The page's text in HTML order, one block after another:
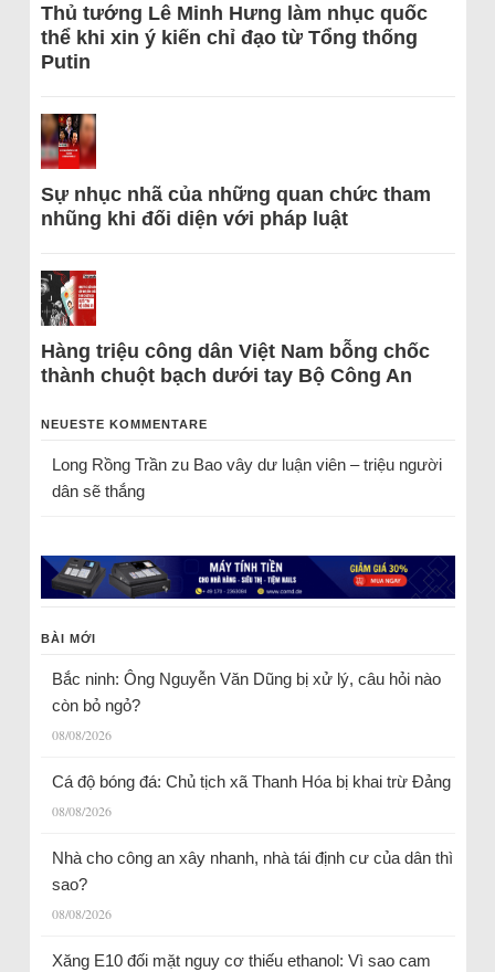
Thủ tướng Lê Minh Hưng làm nhục quốc
thể khi xin ý kiến chỉ đạo từ Tổng thống
Putin
Sự nhục nhã của những quan chức tham
nhũng khi đối diện với pháp luật
Hàng triệu công dân Việt Nam bỗng chốc
thành chuột bạch dưới tay Bộ Công An
NEUESTE KOMMENTARE
Long Rồng Trầnzu Bao vây dư luận viên – triệu người
dân sẽ thắng
BÀI MỚI
Bắc ninh: Ông Nguyễn Văn Dũng bị xử lý, câu hỏi nào
còn bỏ ngỏ?
08/08/2026
Cá độ bóng đá: Chủ tịch xã Thanh Hóa bị khai trừ Đảng
08/08/2026
Nhà cho công an xây nhanh, nhà tái định cư của dân thì
sao?
08/08/2026
Xăng E10 đối mặt nguy cơ thiếu ethanol: Vì sao cam